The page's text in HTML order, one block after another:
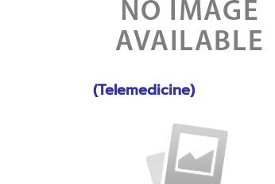
(Telemedicine)